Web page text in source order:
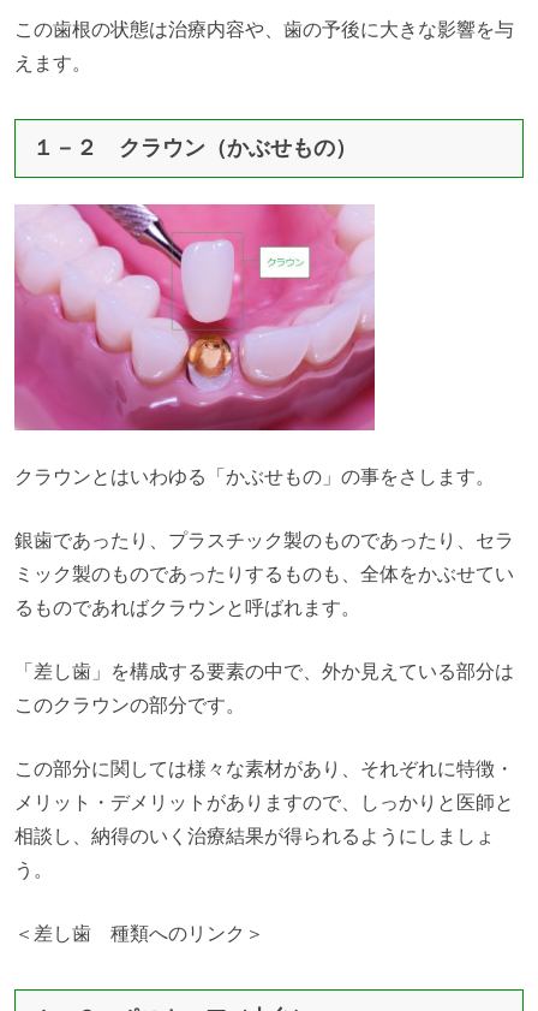
この歯根の状態は治療内容や、歯の予後に大きな影響を与
えます。
１－２ クラウン（かぶせもの）
クラウンとはいわゆる「かぶせもの」の事をさします。
銀歯であったり、プラスチック製のものであったり、セラ
ミック製のものであったりするものも、全体をかぶせてい
るものであればクラウンと呼ばれます。
「差し歯」を構成する要素の中で、外か見えている部分は
このクラウンの部分です。
この部分に関しては様々な素材があり、それぞれに特徴・
メリット・デメリットがありますので、しっかりと医師と
相談し、納得のいく治療結果が得られるようにしましょ
う。
＜差し歯 種類へのリンク＞